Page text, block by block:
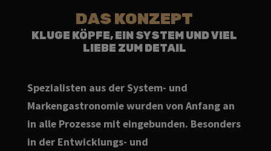
DAS KONZEPT
KLUGE KÖPFE, EIN SYSTEM UND VIEL
LIEBE ZUM DETAIL
Spezialisten aus der System- und
Markengastronomie wurden von Anfang an
in alle Prozesse mit eingebunden. Besonders
in der Entwicklungs- und